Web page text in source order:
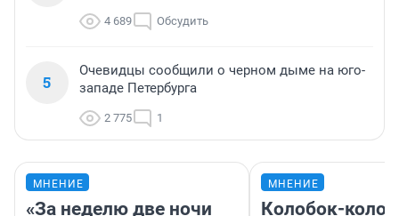
4 689 Обсудить
5
Очевидцы сообщили о черном дыме на юго-
западе Петербурга
2 775 1
МНЕНИЕ
«За неделю две ночи
МНЕНИЕ
Колобок-